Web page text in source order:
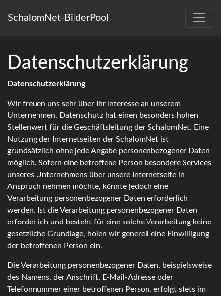
SchalomNet-BilderPool
Datenschutzerklärung
Datenschutzerklärung
Wir freuen uns sehr über Ihr Interesse an unserem
Unternehmen. Datenschutz hat einen besonders hohen
Stellenwert für die Geschäftsleitung der SchalomNet. Eine
Nutzung der Internetseiten der SchalomNet ist
grundsätzlich ohne jede Angabe personenbezogener Daten
möglich. Sofern eine betroffene Person besondere Services
unseres Unternehmens über unsere Internetseite in
Anspruch nehmen möchte, könnte jedoch eine
Verarbeitung personenbezogener Daten erforderlich
werden. Ist die Verarbeitung personenbezogener Daten
erforderlich und besteht für eine solche Verarbeitung keine
gesetzliche Grundlage, holen wir generell eine Einwilligung
der betroffenen Person ein.
Die Verarbeitung personenbezogener Daten, beispielsweise
des Namens, der Anschrift, E-Mail-Adresse oder
Telefonnummer einer betroffenen Person, erfolgt stets im